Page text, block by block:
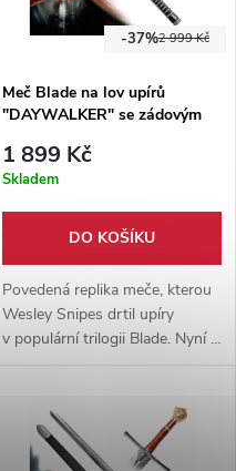
2 999 Kč
-37%
Meč Blade na lov upírů
"DAYWALKER" se zádovým
1 899 Kč
Skladem
DO KOŠÍKU
Povedená replika meče, kterou
Wesley Snipes drtil upíry
v populární trilogii Blade. Nyní i
s funkčním takticky